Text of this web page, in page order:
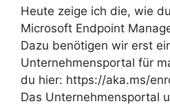
Heute zeige ich die, wie
Microsoft Endpoint
Dazu benötigen wir erst
Unternehmensportal für
du hier: https://aka.ms/
Das Unternehmensportal